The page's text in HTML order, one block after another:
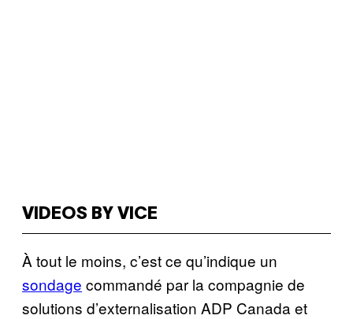
VIDEOS BY VICE
À tout le moins, c’est ce qu’indique un
sondage commandé par la compagnie de
solutions d’externalisation ADP Canada et